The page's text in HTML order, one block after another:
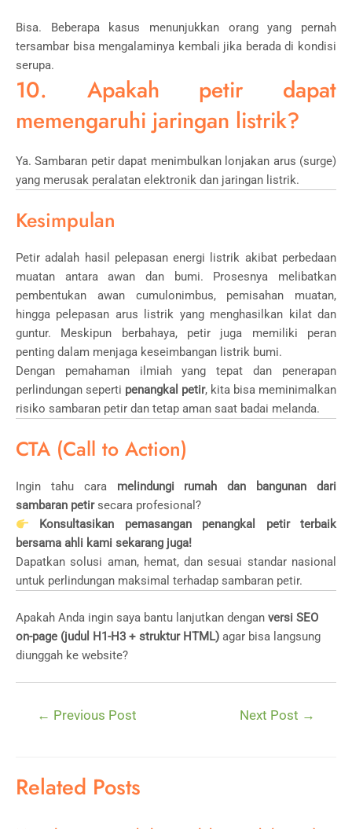
Bisa. Beberapa kasus menunjukkan orang yang pernah
tersambar bisa mengalaminya kembali jika berada di kondisi
serupa.
10. Apakah petir dapat
memengaruhi jaringan listrik?
Ya. Sambaran petir dapat menimbulkan lonjakan arus (surge)
yang merusak peralatan elektronik dan jaringan listrik.
Kesimpulan
Petir adalah hasil pelepasan energi listrik akibat perbedaan
muatan antara awan dan bumi. Prosesnya melibatkan
pembentukan awan cumulonimbus, pemisahan muatan,
hingga pelepasan arus listrik yang menghasilkan kilat dan
guntur. Meskipun berbahaya, petir juga memiliki peran
penting dalam menjaga keseimbangan listrik bumi.
Dengan pemahaman ilmiah yang tepat dan penerapan
perlindungan seperti penangkal petir, kita bisa meminimalkan
risiko sambaran petir dan tetap aman saat badai melanda.
CTA (Call to Action)
Ingin tahu cara melindungi rumah dan bangunan dari
sambaran petirsecara profesional?
Konsultasikan pemasangan penangkal petir terbaik
bersama ahli kami sekarang juga!
Dapatkan solusi aman, hemat, dan sesuai standar nasional
untuk perlindungan maksimal terhadap sambaran petir.
Apakah Anda ingin saya bantu lanjutkan dengan versi SEO
on-page (judul H1-H3 + struktur HTML) agar bisa langsung
diunggah ke website?
← Previous Post Next Post →
Related Posts